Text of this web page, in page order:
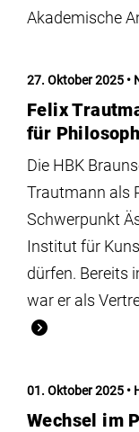
Akademische
27. Oktober 2025
Felix
für
Die HBK
Trautmann als
Schwerpunkt
Institut für
dürfen. Bereits
war er als
01. Oktober 2025
Wechsel im